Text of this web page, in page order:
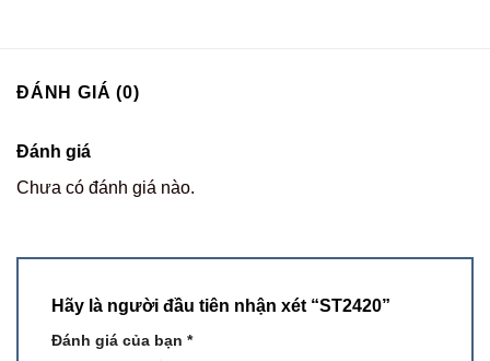
ĐÁNH GIÁ (0)
Đánh giá
Chưa có đánh giá nào.
Hãy là người đầu tiên nhận xét “ST2420”
Đánh giá của bạn *